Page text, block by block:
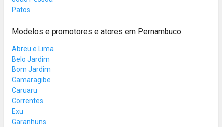
Patos
Modelos e promotores e atores em Pernambuco
Abreu e Lima
Belo Jardim
Bom Jardim
Camaragibe
Caruaru
Correntes
Exu
Garanhuns